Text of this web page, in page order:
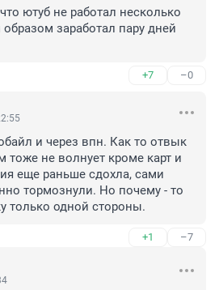
ютуб не работал несколько
заработал пару дней
+7 –0
и через впн. Как то отвык
тоже не волнует кроме карт и
еще раньше сдохла, сами
тормознули. Но почему - то
только одной стороны.
+1 –7